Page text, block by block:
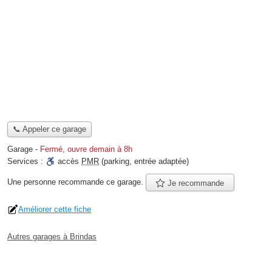
📞 Appeler ce garage
Garage - Fermé, ouvre demain à 8h
Services :
accès PMR (parking, entrée adaptée)
Une personne recommande ce garage. Je recommande
Améliorer cette fiche
Autres garages à Brindas